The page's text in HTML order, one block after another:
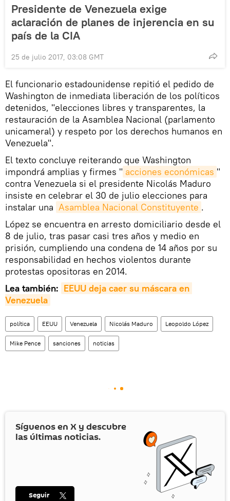
Presidente de Venezuela exige
aclaración de planes de injerencia en su
país de la CIA
25 de julio 2017, 03:08 GMT
El funcionario estadounidense repitió el pedido de
Washington de inmediata liberación de los políticos
detenidos, "elecciones libres y transparentes, la
restauración de la Asamblea Nacional (parlamento
unicameral) y respeto por los derechos humanos en
Venezuela".
El texto concluye reiterando que Washington
impondrá amplias y firmes " acciones económicas "
contra Venezuela si el presidente Nicolás Maduro
insiste en celebrar el 30 de julio elecciones para
instalar una Asamblea Nacional Constituyente .
López se encuentra en arresto domiciliario desde el
8 de julio, tras pasar casi tres años y medio en
prisión, cumpliendo una condena de 14 años por su
responsabilidad en hechos violentos durante
protestas opositoras en 2014.
Lea también: EEUU deja caer su máscara en
Venezuela
política EEUU Venezuela Nicolás Maduro Leopoldo López
Mike Pence sanciones noticias
Síguenos en X y descubre
las últimas noticias.
Seguir